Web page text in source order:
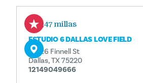
0,47 millas
ESTUDIO 6 DALLAS LOVE FIELD
10326 Finnell St
Dallas, TX 75220
12149049666